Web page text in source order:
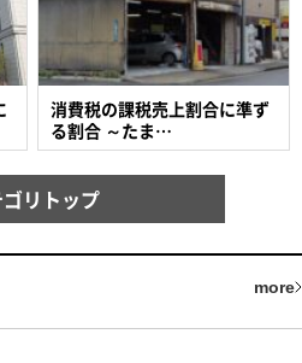
消費税の課税売上割合に準ず
る割合 ～たま…
リトップ
more